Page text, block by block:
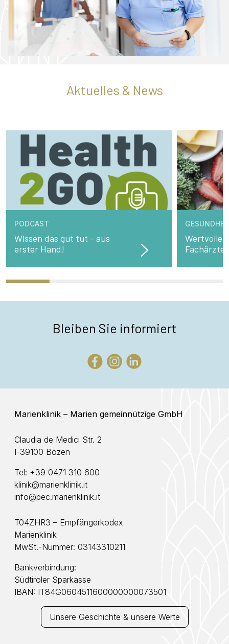
Aktuelles & News
PODCAST
Wissen das gut tut - aus
erster Hand!
Wertvolle
Bleiben Sie informiert
Marienklinik – Marien gemeinnützige GmbH
Claudia de Medici Str. 2
I-39100 Bozen
Tel: +39 0471 310 600
klinik@marienklinik.it
info@pec.marienklinik.it
T04ZHR3 – Empfängerkodex
Marienklinik
MwSt.-Nummer: 03143310211
Bankverbindung:
Südtiroler Sparkasse
IBAN: IT84G0604511600000000073501
Unsere Geschichte & unsere Werte